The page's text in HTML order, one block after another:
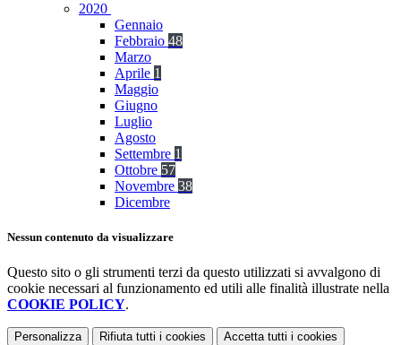
2020
Gennaio
Febbraio 48
Marzo
Aprile 1
Maggio
Giugno
Luglio
Agosto
Settembre 1
Ottobre 57
Novembre 38
Dicembre
Nessun contenuto da visualizzare
Questo sito o gli strumenti terzi da questo utilizzati si avvalgono di
cookie necessari al funzionamento ed utili alle finalità illustrate nella
COOKIE POLICY.
Personalizza Rifiuta tutti i cookies Accetta tutti i cookies